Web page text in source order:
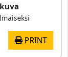
PRINT